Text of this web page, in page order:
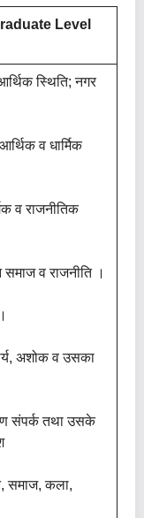
Level
स्थिति; नगर
व धार्मिक
व राजनीतिक
व राजनीति ।
अशोक व उसका
संपर्क तथा उसके
समाज, कला,